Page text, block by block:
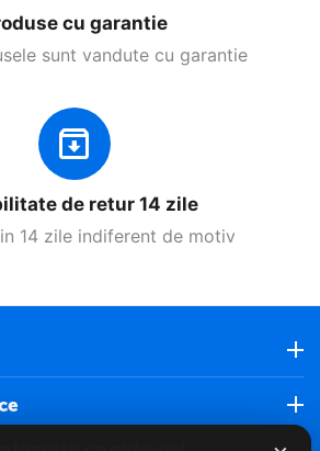
cu garantie
sunt vandute cu garantie
de retur 14 zile
14 zile indiferent de motiv